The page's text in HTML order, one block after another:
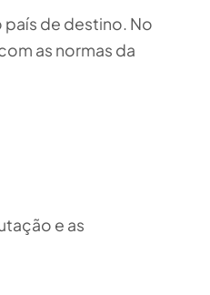
de destino. No
as normas da
e as